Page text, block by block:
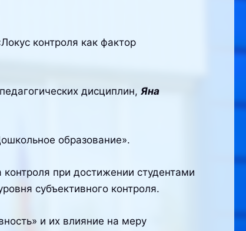
контроля как фактор
дисциплин, Яна
образование».
при достижении студентами
субъективного контроля.
и их влияние на меру